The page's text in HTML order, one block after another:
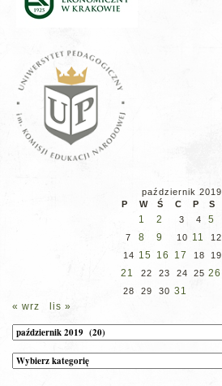
październik 2019
P
W Ś C P S
1 2 3 4 5
7
8 9 10 11 12
14 15 16 17 18 19
21 22 23 24 25 26
28 29 30 31
« wrz
lis »
Archiwum
Kategorie
wpisów